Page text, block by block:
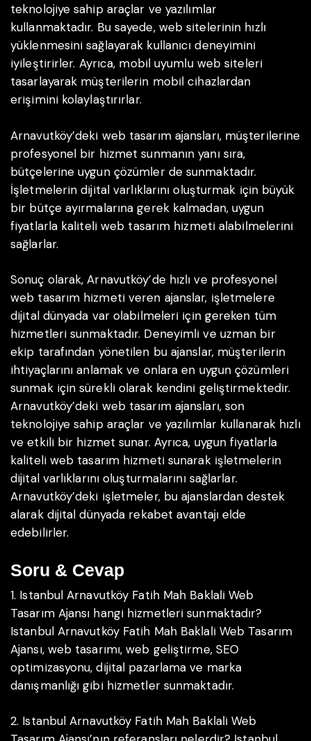
teknolojiye sahip araçlar ve yazılımlar
kullanmaktadır. Bu sayede, web sitelerinin hızlı
yüklenmesini sağlayarak kullanıcı deneyimini
iyileştirirler. Ayrıca, mobil uyumlu web siteleri
tasarlayarak müşterilerin mobil cihazlardan
erişimini kolaylaştırırlar.
Arnavutköy’deki web tasarım ajansları, müşterilerine
profesyonel bir hizmet sunmanın yanı sıra,
bütçelerine uygun çözümler de sunmaktadır.
İşletmelerin dijital varlıklarını oluşturmak için büyük
bir bütçe ayırmalarına gerek kalmadan, uygun
fiyatlarla kaliteli web tasarım hizmeti alabilmelerini
sağlarlar.
Sonuç olarak, Arnavutköy’de hızlı ve profesyonel
web tasarım hizmeti veren ajanslar, işletmelere
dijital dünyada var olabilmeleri için gereken tüm
hizmetleri sunmaktadır. Deneyimli ve uzman bir
ekip tarafından yönetilen bu ajanslar, müşterilerin
ihtiyaçlarını anlamak ve onlara en uygun çözümleri
sunmak için sürekli olarak kendini geliştirmektedir.
Arnavutköy’deki web tasarım ajansları, son
teknolojiye sahip araçlar ve yazılımlar kullanarak hızlı
ve etkili bir hizmet sunar. Ayrıca, uygun fiyatlarla
kaliteli web tasarım hizmeti sunarak işletmelerin
dijital varlıklarını oluşturmalarını sağlarlar.
Arnavutköy’deki işletmeler, bu ajanslardan destek
alarak dijital dünyada rekabet avantajı elde
edebilirler.
Soru & Cevap
1. Istanbul Arnavutköy Fatih Mah Baklali Web
Tasarım Ajansı hangi hizmetleri sunmaktadır?
Istanbul Arnavutköy Fatih Mah Baklali Web Tasarım
Ajansı, web tasarımı, web geliştirme, SEO
optimizasyonu, dijital pazarlama ve marka
danışmanlığı gibi hizmetler sunmaktadır.
2. Istanbul Arnavutköy Fatih Mah Baklali Web